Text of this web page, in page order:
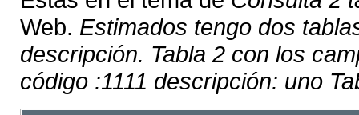
Web. Estimados tengo dos
descripción. Tabla 2 con los
código :1111 descripción: uno